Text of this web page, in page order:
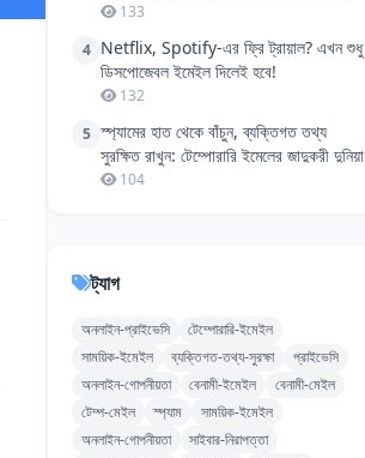
133
4 Netflix, Spotify-এর ফ্রি ট্রায়াল? এখন শুধু
ডিসপোজেবল ইমেইল দিলেই হবে!
132
5 স্প্যামের হাত থেকে বাঁচুন, ব্যক্তিগত তথ্য
সুরক্ষিত রাখুন: টেম্পোরারি ইমেলের জাদুকরী দুনিয়া
104
ট্যাগ
অনলাইন-প্রাইভেসি
টেম্পোরারি-ইমেইল
সাময়িক-ইমেইল
ব্যক্তিগত-তথ্য-সুরক্ষা
প্রাইভেসি
অনলাইন-গোপনীয়তা
বেনামী-ইমেইল
বেনামী-মেইল
টেম্প-মেইল
স্প্যাম
সাময়িক-ইমেইল
অনলাইন-গোপনীয়তা
সাইবার-নিরাপত্তা